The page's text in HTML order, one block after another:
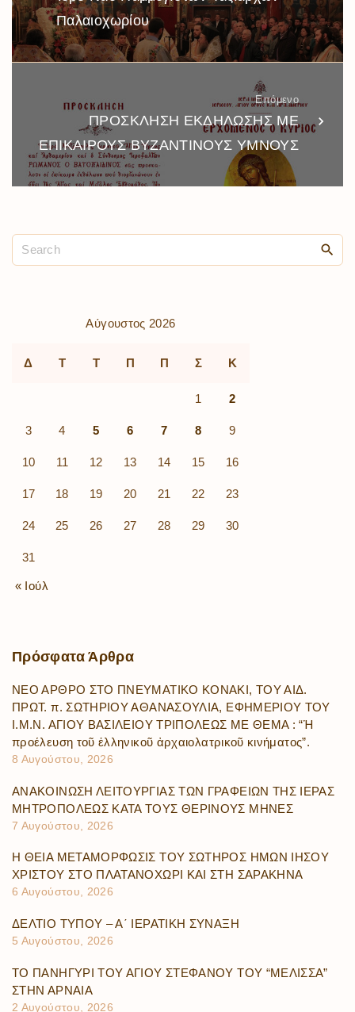
Παλαιοχωρίου
Επόμενο
ΠΡΟΣΚΛΗΣΗ ΕΚΔΗΛΩΣΗΣ ΜΕ
ΕΠΙΚΑΙΡΟΥΣ ΒΥΖΑΝΤΙΝΟΥΣ ΥΜΝΟΥΣ
Αύγουστος 2026
Δ Τ Τ Π Π Σ Κ
1 2
3 4 5 6 7 8 9
10 11 12 13 14 15 16
17 18 19 20 21 22 23
24 25 26 27 28 29 30
31
« Ιούλ
Πρόσφατα Άρθρα
ΝΕΟ ΑΡΘΡΟ ΣΤΟ ΠΝΕΥΜΑΤΙΚΟ ΚΟΝΑΚΙ, ΤΟΥ ΑΙΔ.
ΠΡΩΤ. π. ΣΩΤΗΡΙΟΥ ΑΘΑΝΑΣΟΥΛΙΑ, ΕΦΗΜΕΡΙΟΥ ΤΟΥ
Ι.Μ.Ν. ΑΓΙΟΥ ΒΑΣΙΛΕΙΟΥ ΤΡΙΠΟΛΕΩΣ ΜΕ ΘΕΜΑ : “Ἡ
προέλευση τοῦ ἑλληνικοῦ ἀρχαιολατρικοῦ κινήματος”.
8 Αυγούστου, 2026
ΑΝΑΚΟΙΝΩΣΗ ΛΕΙΤΟΥΡΓΙΑΣ ΤΩΝ ΓΡΑΦΕΙΩΝ ΤΗΣ ΙΕΡΑΣ
ΜΗΤΡΟΠΟΛΕΩΣ ΚΑΤΑ ΤΟΥΣ ΘΕΡΙΝΟΥΣ ΜΗΝΕΣ
7 Αυγούστου, 2026
Η ΘΕΙΑ ΜΕΤΑΜΟΡΦΩΣΙΣ ΤΟΥ ΣΩΤΗΡΟΣ ΗΜΩΝ ΙΗΣΟΥ
ΧΡΙΣΤΟΥ ΣΤΟ ΠΛΑΤΑΝΟΧΩΡΙ ΚΑΙ ΣΤΗ ΣΑΡΑΚΗΝΑ
6 Αυγούστου, 2026
ΔΕΛΤΙΟ ΤΥΠΟΥ – Α΄ ΙΕΡΑΤΙΚΗ ΣΥΝΑΞΗ
5 Αυγούστου, 2026
ΤΟ ΠΑΝΗΓΥΡΙ ΤΟΥ ΑΓΙΟΥ ΣΤΕΦΑΝΟΥ ΤΟΥ “ΜΕΛΙΣΣΑ”
ΣΤΗΝ ΑΡΝΑΙΑ
2 Αυγούστου, 2026